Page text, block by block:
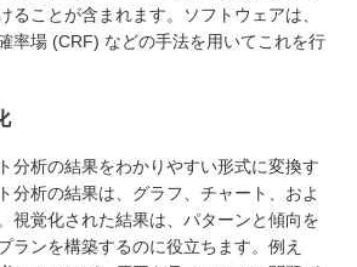
ることが含まれます。ソフトウェアは、
率場 (CRF) などの手法を用いてこれを行
分析の結果をわかりやすい形式に変換す
分析の結果は、グラフ、チャート、およ
視覚化された結果は、パターンと傾向を
ランを構築するのに役立ちます。例え